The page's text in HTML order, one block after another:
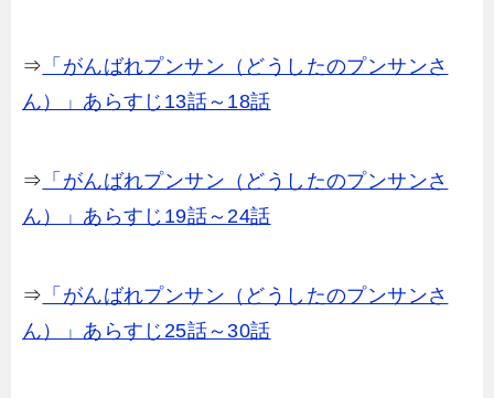
⇒ 「がんばれプンサン（どうしたのプンサンさ
ん）」あらすじ13話～18話
⇒ 「がんばれプンサン（どうしたのプンサンさ
ん）」あらすじ19話～24話
⇒ 「がんばれプンサン（どうしたのプンサンさ
ん）」あらすじ25話～30話